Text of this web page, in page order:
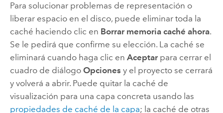
Para solucionar problemas de representación o
liberar espacio en el disco, puede eliminar toda la
caché haciendo clic en Borrar memoria caché ahora.
Se le pedirá que confirme su elección. La caché se
eliminará cuando haga clic en Aceptarpara cerrar el
cuadro de diálogo Opciones y el proyecto se cerrará
y volverá a abrir. Puede quitar la caché de
visualización para una capa concreta usando las
propiedades de caché de la capa; la caché de otras